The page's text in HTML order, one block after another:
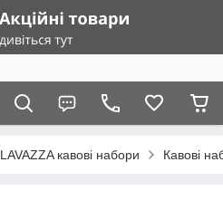
LAVAZZA кавові набори Кавові